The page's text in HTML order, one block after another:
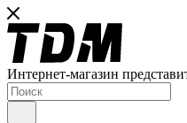
Интернет-магазин